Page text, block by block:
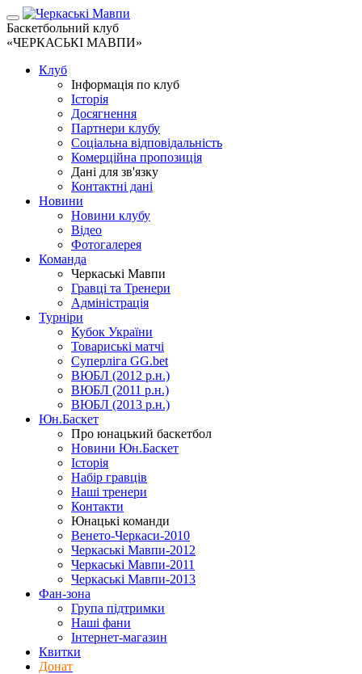
Баскетбольний клуб
«ЧЕРКАСЬКІ МАВПИ»
Клуб
Інформація по клуб
Історія
Досягнення
Партнери клубу
Соціальна відповідальність
Комерційна пропозиція
Дані для зв'язку
Контактні дані
Новини
Новини клубу
Відео
Фотогалерея
Команда
Черкаські Мавпи
Гравці та Тренери
Адміністрація
Турніри
Кубок України
Товариські матчі
Суперліга GG.bet
ВЮБЛ (2012 р.н.)
ВЮБЛ (2011 р.н.)
ВЮБЛ (2013 р.н.)
Юн.Баскет
Про юнацький баскетбол
Новини Юн.Баскет
Історія
Набір гравців
Наші тренери
Контакти
Юнацькі команди
Венето-Черкаси-2010
Черкаські Мавпи-2012
Черкаські Мавпи-2011
Черкаські Мавпи-2013
Фан-зона
Група підтримки
Наші фани
Інтернет-магазин
Квитки
Донат